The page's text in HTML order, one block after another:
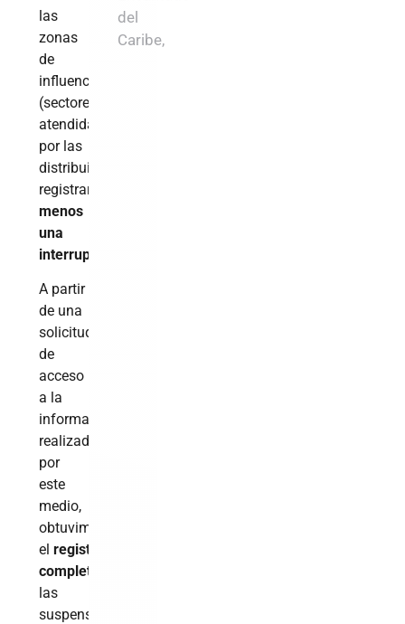
las
zonas
de
influencia
(sectores)
atendidas
por las
distribuidoras
registraron
menos
una
interrupción.
A partir
de una
solicitud
de
acceso
a la
información
realizada
por
este
medio,
obtuvimos
elregistro
completo
las
suspensiones
del
Caribe,